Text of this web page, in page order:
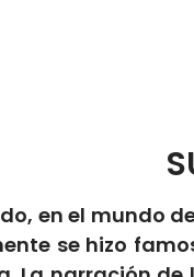
en el mundo
se hizo